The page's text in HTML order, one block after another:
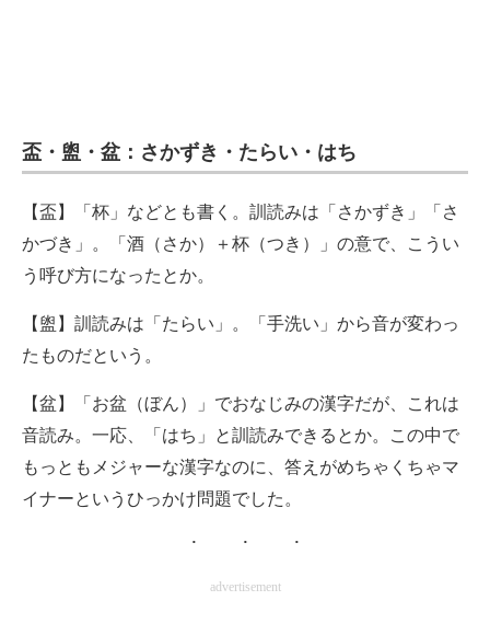
盃・盥・盆：さかずき・たらい・はち
【盃】「杯」などとも書く。訓読みは「さかずき」「さ
かづき」。「酒（さか）＋杯（つき）」の意で、こうい
う呼び方になったとか。
【盥】訓読みは「たらい」。「手洗い」から音が変わっ
たものだという。
【盆】「お盆（ぼん）」でおなじみの漢字だが、これは
音読み。一応、「はち」と訓読みできるとか。この中で
もっともメジャーな漢字なのに、答えがめちゃくちゃマ
イナーというひっかけ問題でした。
advertisement